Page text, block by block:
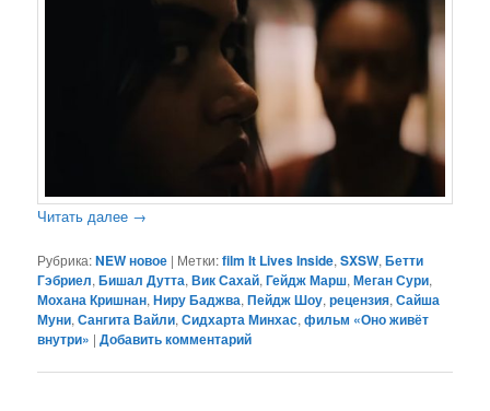
Читать далее →
Рубрика:NEW новое | Метки:film It Lives Inside,SXSW,Бетти
Гэбриел,Бишал Дутта,Вик Сахай,Гейдж Марш,Меган Сури,
Мохана Кришнан,Ниру Баджва,Пейдж Шоу,рецензия,Сайша
Муни,Сангита Вайли,Сидхарта Минхас,фильм «Оно живёт
внутри» |Добавить комментарий